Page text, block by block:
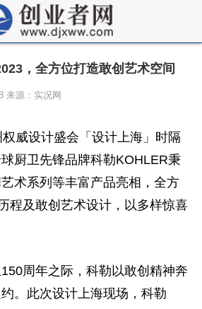
，全方位打造敢创艺术空间
来源：实况网
威设计盛会「设计上海」时隔
厨卫先锋品牌科勒KOHLER秉
术系列等丰富产品亮相，全方
程及敢创艺术设计，以多样惊喜
周年之际，科勒以敢创精神奔
。此次设计上海现场，科勒